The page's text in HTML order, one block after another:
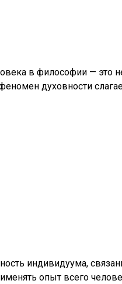
в философии — это
духовности
индивидуума,
опыт всего